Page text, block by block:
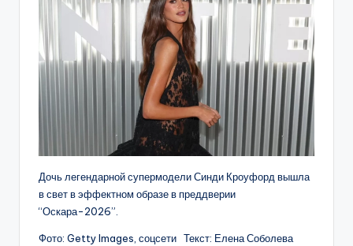
Дочь легендарной супермодели Синди Кроуфорд вышла
в свет в эффектном образе в преддверии
“Оскара-2026”.
Фото: Getty Images, соцсети Текст: Елена Соболева